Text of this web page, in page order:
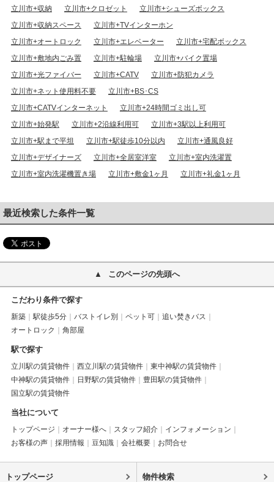
立川市+収納 立川市+クロゼット
立川市+シューズボックス
立川市+収納スペース
立川市+TVインターホン
立川市+オートロック
立川市+エレベーター
立川市+宅配ボックス
立川市+敷地内ごみ置
立川市+駐輪場
立川市+バイク置場
立川市+光ファイバー
立川市+CATV
立川市+防犯カメラ
立川市+ネット使用料不要
立川市+BS･CS
立川市+CATVインターネット
立川市+24時間ゴミ出し可
立川市+始発駅
立川市+2沿線利用可
立川市+3駅以上利用可
立川市+駅まで平坦
立川市+駅徒歩10分以内
立川市+通風良好
立川市+デザイナーズ
立川市+全居室洋室
立川市+室内洗濯置
立川市+室内洗濯機置き場
立川市+敷金1ヶ月 立川市+礼金1ヶ月
最近検索した条件一覧
このページの先頭へ
こだわり条件で探す
新築 駅徒歩5分 バストイレ別 ペット可
追い焚きバス
オートロック
角部屋
駅で探す
立川駅の賃貸物件 西立川駅の賃貸物件
東中神駅の賃貸物件
中神駅の賃貸物件
日野駅の賃貸物件
豊田駅の賃貸物件
国立駅の賃貸物件
当社について
トップページ オーナー様へ スタッフ紹介
インフォメーション
お客様の声
採用情報 豆知識 会社概要 お問合せ
トップページ 物件検索